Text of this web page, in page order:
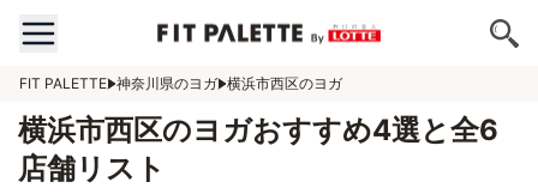
FIT PALETTE 神奈川県のヨガ 横浜市西区のヨガ
横浜市西区のヨガおすすめ4選と全6
店舗リスト